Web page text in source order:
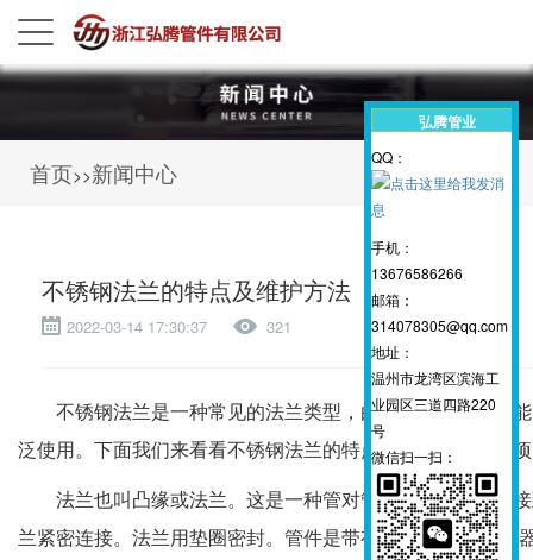
首页>>新闻中心
不锈钢法兰的特点及维护方法
2022-03-14 17:30:37 321
不锈钢法兰是一种常见的法兰类型，由于其承受高压的
泛使用。下面我们来看看不锈钢法兰的特点以及使用注意事
法兰也叫凸缘或法兰。这是一种管对管的连接部件。连
兰紧密连接。法兰用垫圈密封。管件是带有法兰(法兰或适
弘腾管业
QQ：
手机：
13676586266
邮箱：
314078305@qq.com
地址：
温州市龙湾区滨海工
业园区三道四路220
号
微信扫一扫：